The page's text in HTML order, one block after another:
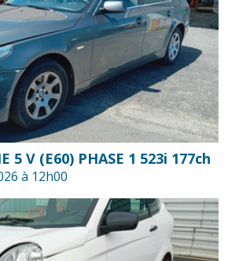
5 V (E60) PHASE 1 523i 177ch
à 12h00